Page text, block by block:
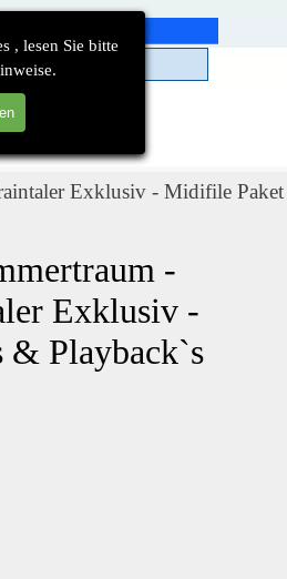
, lesen Sie bitte
Menü überspringen
Exklusiv - Midifile Paket
-
Exklusiv -
Playback`s